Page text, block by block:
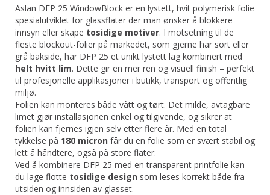
Aslan DFP 25 WindowBlock er en lystett, hvit polymerisk folie
spesialutviklet for glassflater der man ønsker å blokkere
innsyn eller skape tosidige motiver. I motsetning til de
fleste blockout-folier på markedet, som gjerne har sort eller
grå bakside, har DFP 25 et unikt lystett lag kombinert med
helt hvitt lim. Dette gir en mer ren og visuell finish – perfekt
til profesjonelle applikasjoner i butikk, transport og offentlig
miljø.
Folien kan monteres både vått og tørt. Det milde, avtagbare
limet gjør installasjonen enkel og tilgivende, og sikrer at
folien kan fjernes igjen selv etter flere år. Med en total
tykkelse på 180 micron får du en folie som er svært stabil og
lett å håndtere, også på store flater.
Ved å kombinere DFP 25 med en transparent printfolie kan
du lage flotte tosidige design som leses korrekt både fra
utsiden og innsiden av glasset.